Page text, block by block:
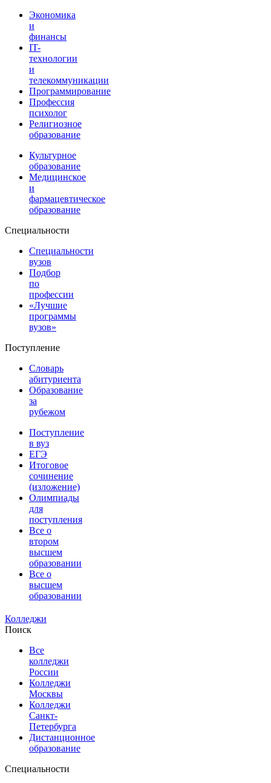
Экономика
и
финансы
IT-
технологии
и
телекоммуникации
Программирование
Профессия
психолог
Религиозное
образование
Культурное
образование
Медицинское
и
фармацевтическое
образование
Специальности
Специальности
вузов
Подбор
по
профессии
«Лучшие
программы
вузов»
Поступление
Словарь
абитуриента
Образование
за
рубежом
Поступление
в вуз
ЕГЭ
Итоговое
сочинение
(изложение)
Олимпиады
для
поступления
Все о
втором
высшем
образовании
Все о
высшем
образовании
Колледжи
Поиск
Все
колледжи
России
Колледжи
Москвы
Колледжи
Санкт-
Петербурга
Дистанционное
образование
Специальности